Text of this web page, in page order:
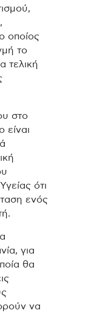
οποίος
το
τελική
στο
είναι
ότι
ενός
για
θα
να